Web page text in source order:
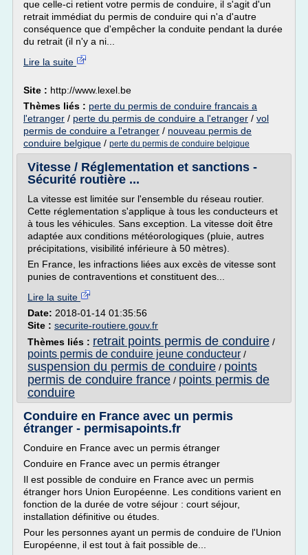
que celle-ci retient votre permis de conduire, il s'agit d'un
retrait immédiat du permis de conduire qui n'a d'autre
conséquence que d'empêcher la conduite pendant la durée
du retrait (il n'y a ni...
Lire la suite
Site : http://www.lexel.be
Thèmes liés : perte du permis de conduire francais a
l'etranger / perte du permis de conduire a l'etranger / vol
permis de conduire a l'etranger / nouveau permis de
conduire belgique / perte du permis de conduire belgique
Vitesse / Réglementation et sanctions -
Sécurité routière ...
La vitesse est limitée sur l'ensemble du réseau routier.
Cette réglementation s'applique à tous les conducteurs et
à tous les véhicules. Sans exception. La vitesse doit être
adaptée aux conditions météorologiques (pluie, autres
précipitations, visibilité inférieure à 50 mètres).
En France, les infractions liées aux excès de vitesse sont
punies de contraventions et constituent des...
Lire la suite
Date: 2018-01-14 01:35:56
Site : securite-routiere.gouv.fr
Thèmes liés : retrait points permis de conduire /
points permis de conduire jeune conducteur /
suspension du permis de conduire / points
permis de conduire france / points permis de
conduire
Conduire en France avec un permis
étranger - permisapoints.fr
Conduire en France avec un permis étranger
Conduire en France avec un permis étranger
Il est possible de conduire en France avec un permis
étranger hors Union Européenne. Les conditions varient en
fonction de la durée de votre séjour : court séjour,
installation définitive ou études.
Pour les personnes ayant un permis de conduire de l'Union
Européenne, il est tout à fait possible de...